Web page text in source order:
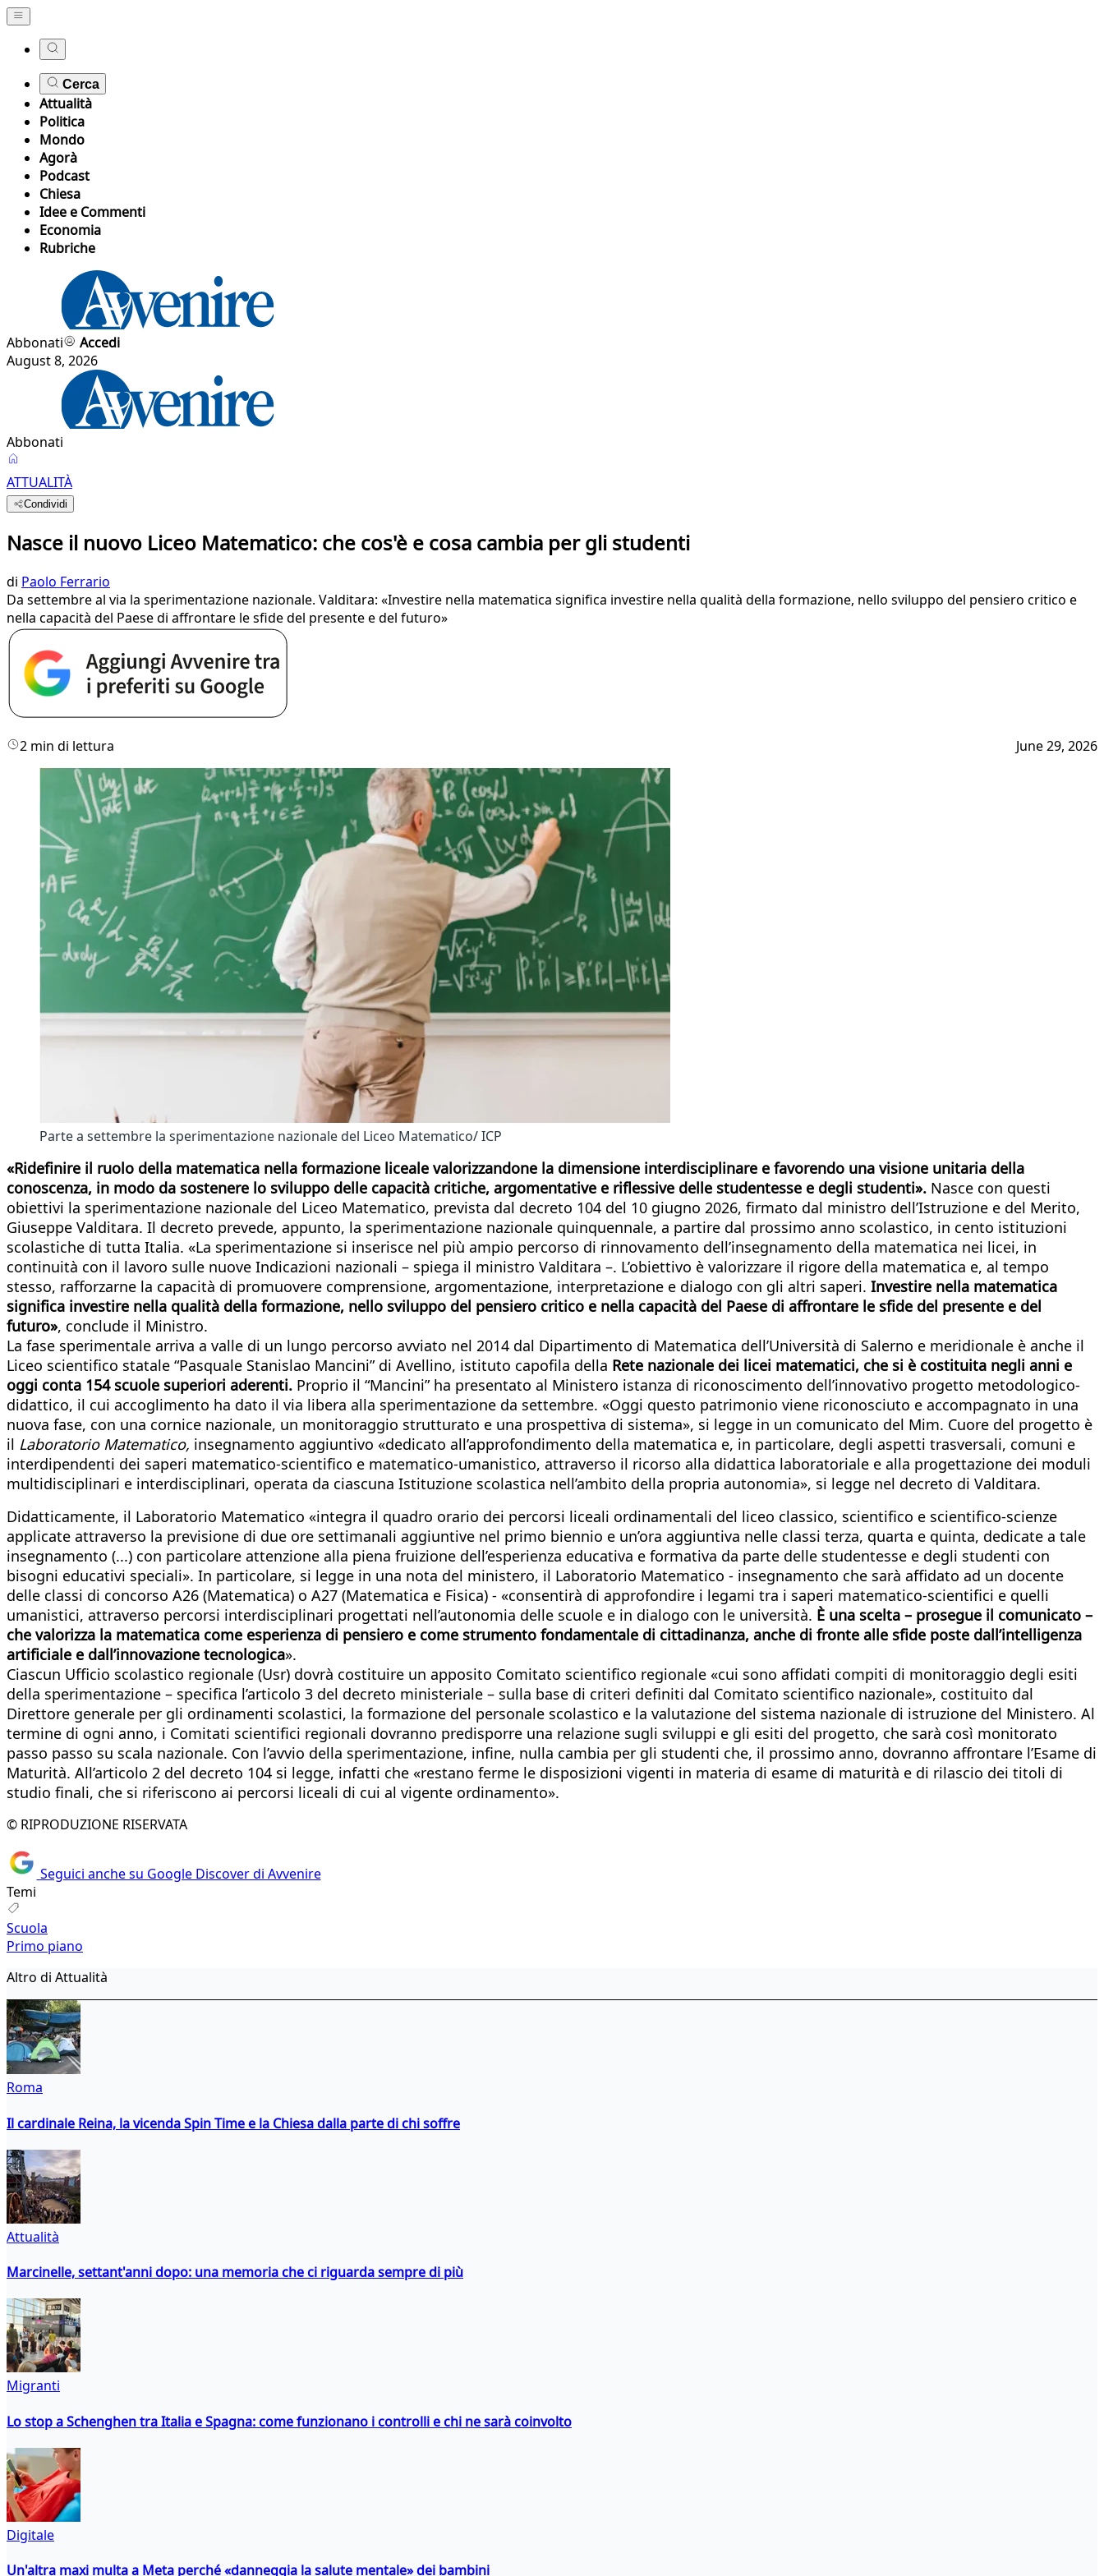
Cerca
Attualità
Politica
Mondo
Agorà
Podcast
Chiesa
Idee e Commenti
Economia
Rubriche
Abbonati
Accedi
August 8, 2026
Abbonati
ATTUALITÀ
Condividi
Nasce il nuovo Liceo Matematico: che cos'è e cosa cambia per gli studenti
di Paolo Ferrario
Da settembre al via la sperimentazione nazionale. Valditara: «Investire nella matematica significa investire nella qualità della formazione, nello sviluppo del pensiero critico e
nella capacità del Paese di affrontare le sfide del presente e del futuro»
2 min di lettura June 29, 2026
Parte a settembre la sperimentazione nazionale del Liceo Matematico/ ICP
«Ridefinire il ruolo della matematica nella formazione liceale valorizzandone la dimensione interdisciplinare e favorendo una visione unitaria della
conoscenza, in modo da sostenere lo sviluppo delle capacità critiche, argomentative e riflessive delle studentesse e degli studenti». Nasce con questi
obiettivi la sperimentazione nazionale del Liceo Matematico, prevista dal decreto 104 del 10 giugno 2026, firmato dal ministro dell’Istruzione e del Merito,
Giuseppe Valditara. Il decreto prevede, appunto, la sperimentazione nazionale quinquennale, a partire dal prossimo anno scolastico, in cento istituzioni
scolastiche di tutta Italia. «La sperimentazione si inserisce nel più ampio percorso di rinnovamento dell’insegnamento della matematica nei licei, in
continuità con il lavoro sulle nuove Indicazioni nazionali – spiega il ministro Valditara –. L’obiettivo è valorizzare il rigore della matematica e, al tempo
stesso, rafforzarne la capacità di promuovere comprensione, argomentazione, interpretazione e dialogo con gli altri saperi. Investire nella matematica
significa investire nella qualità della formazione, nello sviluppo del pensiero critico e nella capacità del Paese di affrontare le sfide del presente e del
futuro», conclude il Ministro.
La fase sperimentale arriva a valle di un lungo percorso avviato nel 2014 dal Dipartimento di Matematica dell’Università di Salerno e meridionale è anche il
Liceo scientifico statale “Pasquale Stanislao Mancini” di Avellino, istituto capofila della Rete nazionale dei licei matematici, che si è costituita negli anni e
oggi conta 154 scuole superiori aderenti. Proprio il “Mancini” ha presentato al Ministero istanza di riconoscimento dell’innovativo progetto metodologico-
didattico, il cui accoglimento ha dato il via libera alla sperimentazione da settembre. «Oggi questo patrimonio viene riconosciuto e accompagnato in una
nuova fase, con una cornice nazionale, un monitoraggio strutturato e una prospettiva di sistema», si legge in un comunicato del Mim. Cuore del progetto è
il Laboratorio Matematico, insegnamento aggiuntivo «dedicato all’approfondimento della matematica e, in particolare, degli aspetti trasversali, comuni e
interdipendenti dei saperi matematico-scientifico e matematico-umanistico, attraverso il ricorso alla didattica laboratoriale e alla progettazione dei moduli
multidisciplinari e interdisciplinari, operata da ciascuna Istituzione scolastica nell’ambito della propria autonomia», si legge nel decreto di Valditara.
Didatticamente, il Laboratorio Matematico «integra il quadro orario dei percorsi liceali ordinamentali del liceo classico, scientifico e scientifico-scienze
applicate attraverso la previsione di due ore settimanali aggiuntive nel primo biennio e un’ora aggiuntiva nelle classi terza, quarta e quinta, dedicate a tale
insegnamento (...) con particolare attenzione alla piena fruizione dell’esperienza educativa e formativa da parte delle studentesse e degli studenti con
bisogni educativi speciali». In particolare, si legge in una nota del ministero, il Laboratorio Matematico - insegnamento che sarà affidato ad un docente
delle classi di concorso A26 (Matematica) o A27 (Matematica e Fisica) - «consentirà di approfondire i legami tra i saperi matematico-scientifici e quelli
umanistici, attraverso percorsi interdisciplinari progettati nell’autonomia delle scuole e in dialogo con le università. È una scelta – prosegue il comunicato –
che valorizza la matematica come esperienza di pensiero e come strumento fondamentale di cittadinanza, anche di fronte alle sfide poste dall’intelligenza
artificiale e dall’innovazione tecnologica».
Ciascun Ufficio scolastico regionale (Usr) dovrà costituire un apposito Comitato scientifico regionale «cui sono affidati compiti di monitoraggio degli esiti
della sperimentazione – specifica l’articolo 3 del decreto ministeriale – sulla base di criteri definiti dal Comitato scientifico nazionale», costituito dal
Direttore generale per gli ordinamenti scolastici, la formazione del personale scolastico e la valutazione del sistema nazionale di istruzione del Ministero. Al
termine di ogni anno, i Comitati scientifici regionali dovranno predisporre una relazione sugli sviluppi e gli esiti del progetto, che sarà così monitorato
passo passo su scala nazionale. Con l’avvio della sperimentazione, infine, nulla cambia per gli studenti che, il prossimo anno, dovranno affrontare l’Esame di
Maturità. All’articolo 2 del decreto 104 si legge, infatti che «restano ferme le disposizioni vigenti in materia di esame di maturità e di rilascio dei titoli di
studio finali, che si riferiscono ai percorsi liceali di cui al vigente ordinamento».
© RIPRODUZIONE RISERVATA
Seguici anche su Google Discover di Avvenire
Temi
Scuola
Primo piano
Altro di Attualità
Roma
Il cardinale Reina, la vicenda Spin Time e la Chiesa dalla parte di chi soffre
Attualità
Marcinelle, settant'anni dopo: una memoria che ci riguarda sempre di più
Migranti
Lo stop a Schenghen tra Italia e Spagna: come funzionano i controlli e chi ne sarà coinvolto
Digitale
Un'altra maxi multa a Meta perché «danneggia la salute mentale» dei bambini